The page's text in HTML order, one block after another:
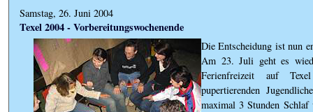
Samstag, 26. Juni 2004
Texel 2004 - Vorbereitungswochenende
Die Entscheidung ist nun
Am 23. Juli geht es
Ferienfreizeit auf
pupertierenden
maximal 3 Stunden